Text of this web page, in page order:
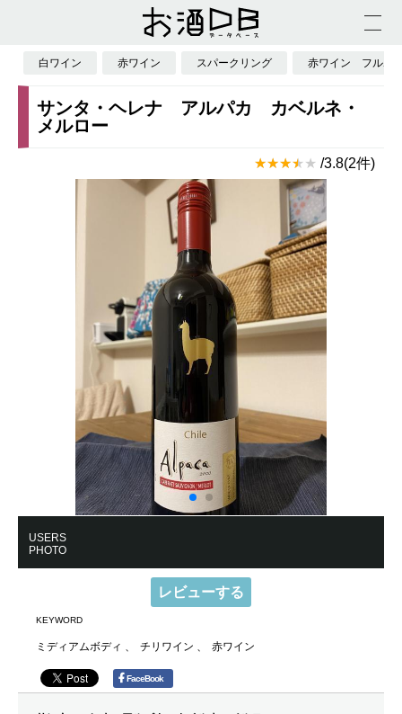
白ワイン 赤ワイン スパークリング 赤ワイン フルボ
サンタ・ヘレナ アルパカ カベルネ・
メルロー
/3.8(2件)
USERS
PHOTO
レビューする
KEYWORD
ミディアムボディ チリワイン 赤ワイン
FaceBook